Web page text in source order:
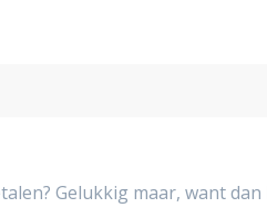
Gelukkig maar, want dan